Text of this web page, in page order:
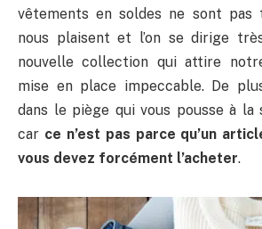
vêtements en soldes ne sont pas
nous plaisent et l’on se dirige
nouvelle collection qui attire
mise en place impeccable. De
dans le piège qui vous pousse à la
car ce n’est pas parce qu’un
vous devez forcément l’acheter.